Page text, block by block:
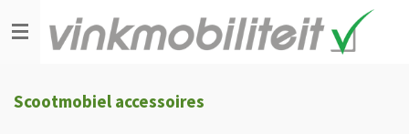
direct
hoofdinhoud
Scootmobiel accessoires